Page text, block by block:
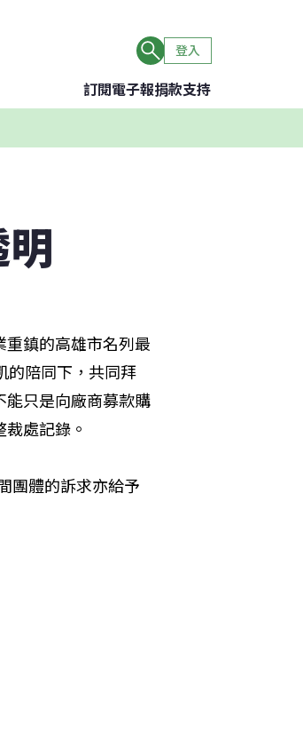
登入
訂閱電子報捐款支持
鎮的高雄市名列最
的陪同下，共同拜
只是向廠商募款購
處記錄。
團體的訴求亦給予